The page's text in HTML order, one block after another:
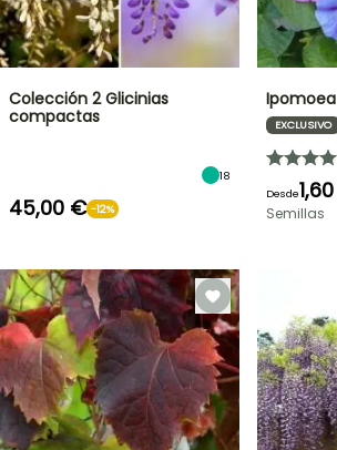
Colección 2 Glicinias
compactas
18
45,00 € -12%
EXCLUSIVO
Desde
Semillas